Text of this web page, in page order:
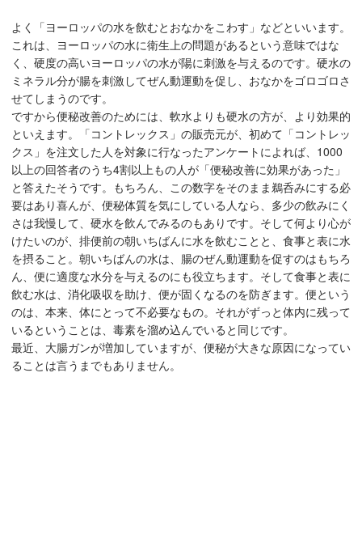
よく「ヨーロッパの水を飲むとおなかをこわす」などといいます。
これは、ヨーロッパの水に衛生上の問題があるという意味ではな
く、硬度の高いヨーロッパの水が陽に刺激を与えるのです。硬水の
ミネラル分が腸を刺激してぜん動運動を促し、おなかをゴロゴロさ
せてしまうのです。
ですから便秘改善のためには、軟水よりも硬水の方が、より効果的
といえます。「コントレックス」の販売元が、初めて「コントレッ
クス」を注文した人を対象に行なったアンケートによれば、1000
以上の回答者のうち4割以上もの人が「便秘改善に効果があった」
と答えたそうです。もちろん、この数字をそのまま鵜呑みにする必
要はあり喜んが、便秘体質を気にしている人なら、多少の飲みにく
さは我慢して、硬水を飲んでみるのもありです。そして何より心が
けたいのが、排便前の朝いちばんに水を飲むことと、食事と表に水
を摂ること。朝いちばんの水は、腸のぜん動運動を促すのはもちろ
ん、便に適度な水分を与えるのにも役立ちます。そして食事と表に
飲む水は、消化吸収を助け、便が固くなるのを防ぎます。便という
のは、本来、体にとって不必要なもの。それがずっと体内に残って
いるということは、毒素を溜め込んでいると同じです。
最近、大腸ガンが増加していますが、便秘が大きな原因になってい
ることは言うまでもありません。